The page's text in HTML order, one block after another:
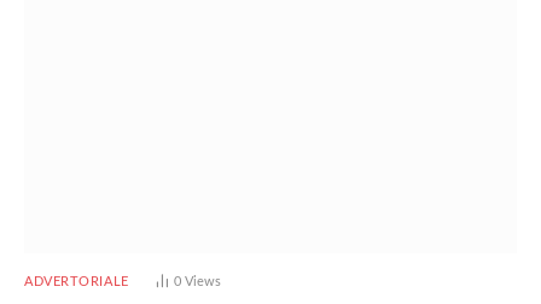
ADVERTORIALE 0 Views